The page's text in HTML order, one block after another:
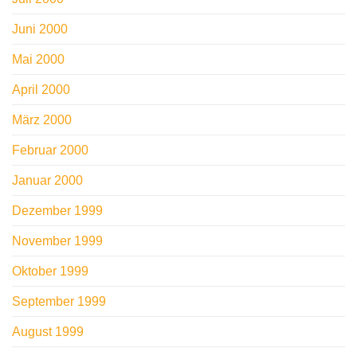
Juni 2000
Mai 2000
April 2000
März 2000
Februar 2000
Januar 2000
Dezember 1999
November 1999
Oktober 1999
September 1999
August 1999